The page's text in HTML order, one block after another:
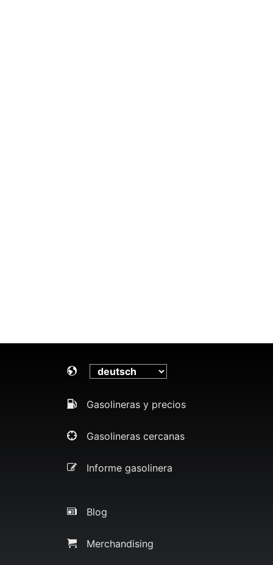
Gasolineras y precios
Gasolineras cercanas
Informe gasolinera
Blog
Merchandising